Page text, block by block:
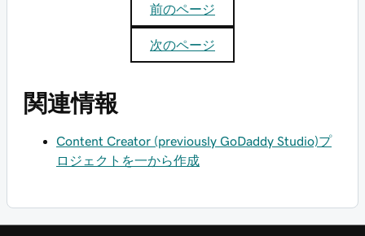
前のページ
次のページ
関連情報
Content Creator (previously GoDaddy Studio)プ
ロジェクトを一から作成